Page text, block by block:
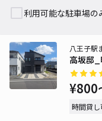
利用可能な駐車場の
高坂邸
八王子駅
¥800
時間貸し